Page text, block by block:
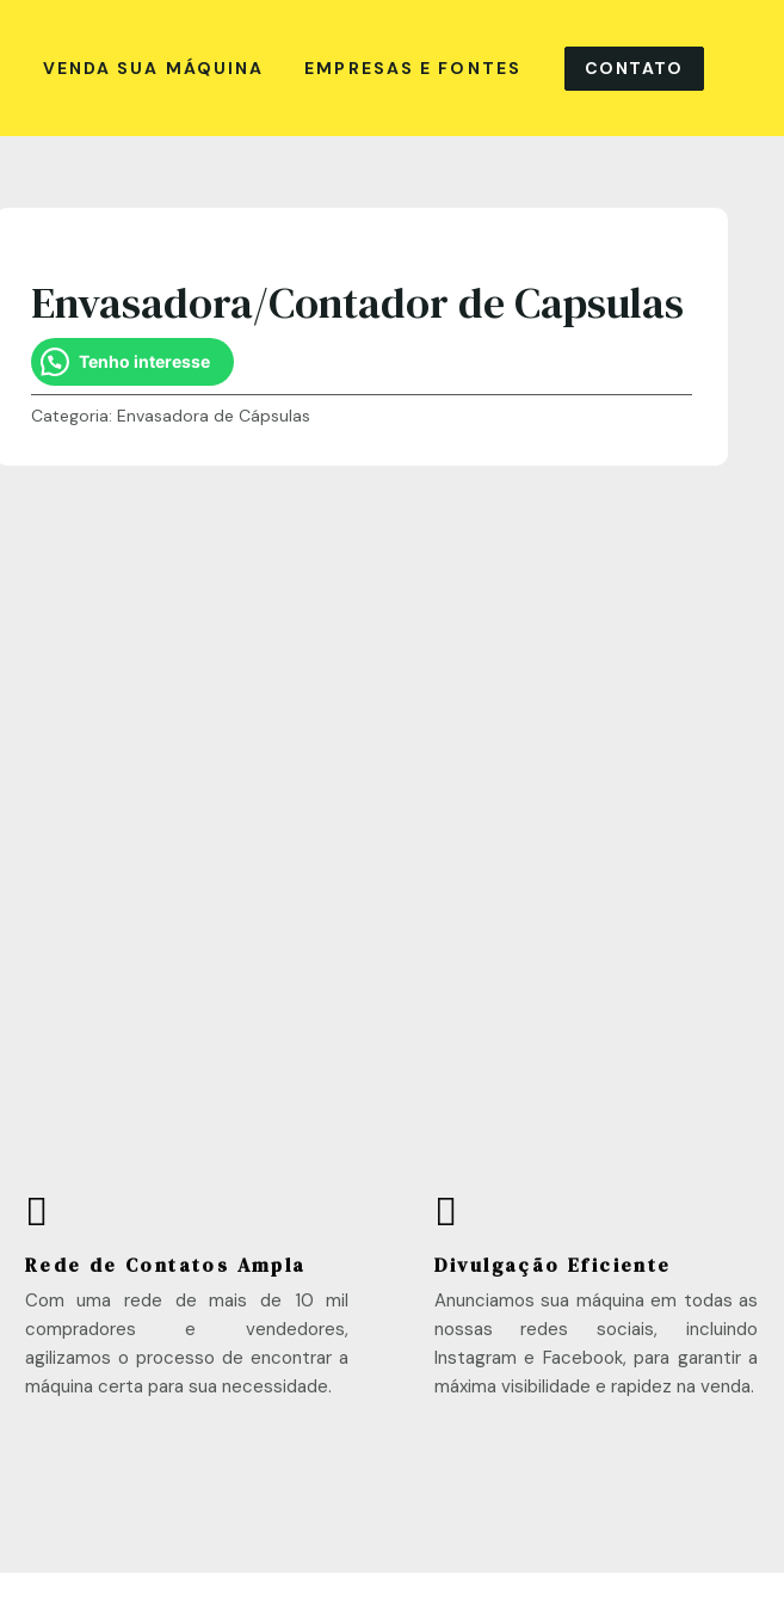
VENDA SUA MÁQUINA EMPRESAS E FONTES CONTATO
Envasadora/Contador de Capsulas
Tenho interesse
Categoria: Envasadora de Cápsulas

Rede de Contatos Ampla
Com uma rede de mais de 10 mil
compradores e vendedores,
agilizamos o processo de encontrar a
máquina certa para sua necessidade.

Divulgação Eficiente
Anunciamos sua máquina em todas as
nossas redes sociais, incluindo
Instagram e Facebook, para garantir a
máxima visibilidade e rapidez na venda.